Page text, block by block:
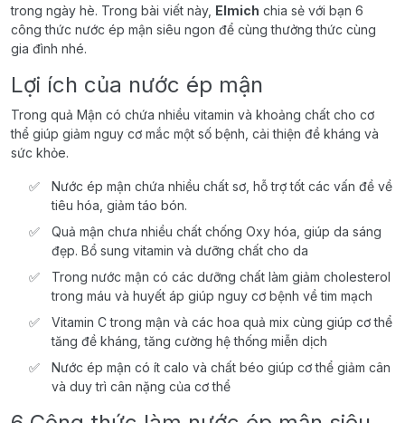
trong ngày hè. Trong bài viết này, Elmich chia sẻ với bạn 6
công thức nước ép mận siêu ngon để cùng thưởng thức cùng
gia đình nhé.
Lợi ích của nước ép mận
Trong quả Mận có chứa nhiều vitamin và khoảng chất cho cơ
thể giúp giảm nguy cơ mắc một số bệnh, cải thiện đề kháng và
sức khỏe.
Nước ép mận chứa nhiều chất sơ, hỗ trợ tốt các vấn đề về
tiêu hóa, giảm táo bón.
Quả mận chưa nhiều chất chống Oxy hóa, giúp da sáng
đẹp. Bổ sung vitamin và dưỡng chất cho da
Trong nước mận có các dưỡng chất làm giảm cholesterol
trong máu và huyết áp giúp nguy cơ bệnh về tim mạch
Vitamin C trong mận và các hoa quả mix cùng giúp cơ thể
tăng đề kháng, tăng cường hệ thống miễn dịch
Nước ép mận có ít calo và chất béo giúp cơ thể giảm cân
và duy trì cân nặng của cơ thể